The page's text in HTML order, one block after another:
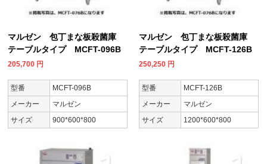
マルゼン 包丁まな板殺菌庫
テーブルタイプ MCFT-096B
205,700 円
型番
MCFT-096B
メーカー
マルゼン
サイズ
900*600*800
マルゼン 包丁まな板殺菌庫
テーブルタイプ MCFT-126B
250,250 円
型番
MCFT-126B
メーカー
マルゼン
サイズ
1200*600*800